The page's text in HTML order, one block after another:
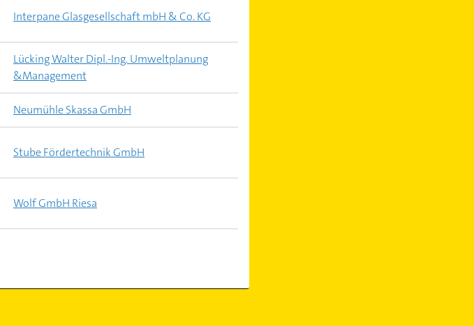
Interpane Glasgesellschaft mbH & Co. KG
Lücking Walter Dipl.-Ing. Umweltplanung
&Management
Neumühle Skassa GmbH
Stube Fördertechnik GmbH
Wolf GmbH Riesa